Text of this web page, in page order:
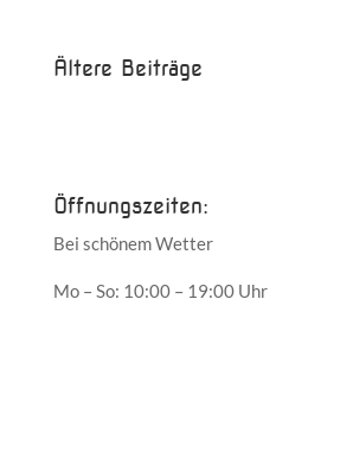
Ältere Beiträge
Öffnungszeiten:
Bei schönem Wetter
Mo – So: 10:00 – 19:00 Uhr